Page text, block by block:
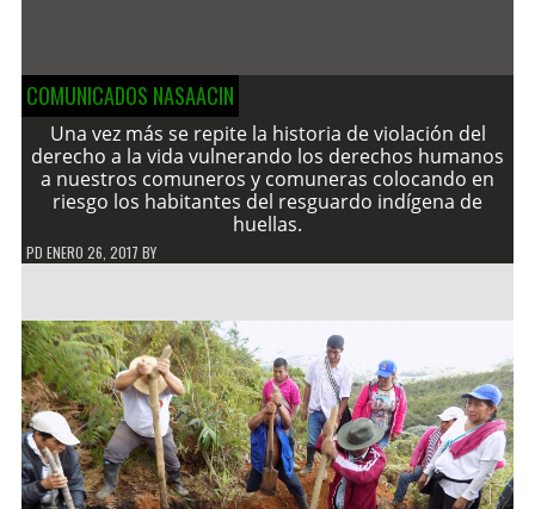
COMUNICADOS NASAACIN
Una vez más se repite la historia de violación del
derecho a la vida vulnerando los derechos humanos
a nuestros comuneros y comuneras colocando en
riesgo los habitantes del resguardo indígena de
huellas.
PD ENERO 26, 2017 BY